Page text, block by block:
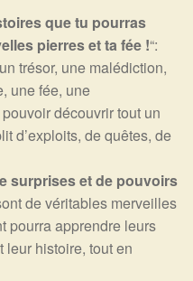
que tu pourras
pierres et ta fée !“:
trésor, une malédiction,
une fée, une
découvrir tout un
d’exploits, de quêtes, de
surprises et de pouvoirs
de véritables merveilles
pourra apprendre leurs
leur histoire, tout en